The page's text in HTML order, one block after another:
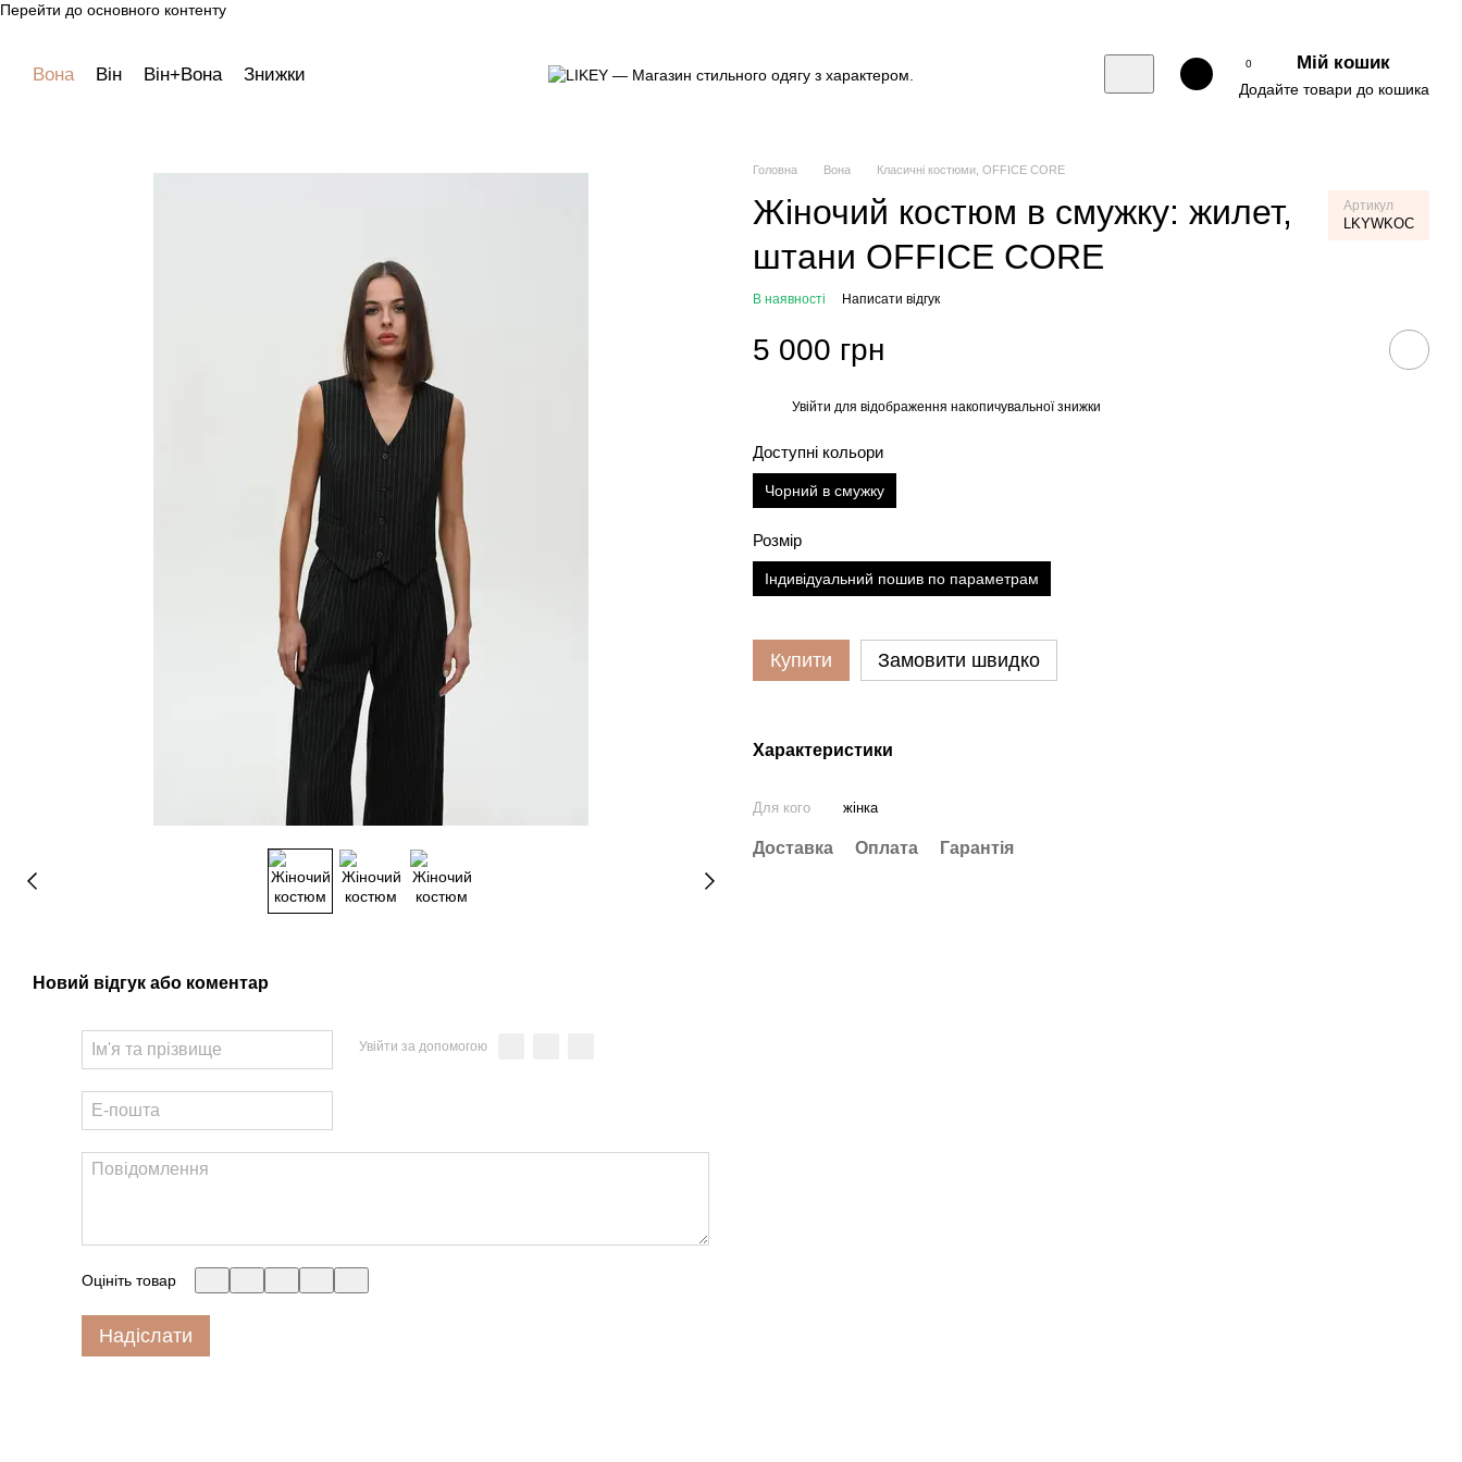
Перейти до основного контенту
Вона Він Він+Вона Знижки 0 Мій кошик
Додайте товари до кошика
Новий відгук або коментар
Увійти за допомогою
Оцініть товар
Надіслати
Головна Вона Класичні костюми, OFFICE CORE
Жіночий костюм в смужку: жилет,
штани OFFICE CORE
Артикул
LKYWKOC
В наявності Написати відгук
5 000 грн
Увійти для відображення накопичувальної знижки
Доступні кольори
Чорний в смужку
Розмір
Індивідуальний пошив по параметрам
Купити Замовити швидко
Характеристики
Для кого жінка
Доставка Оплата Гарантія